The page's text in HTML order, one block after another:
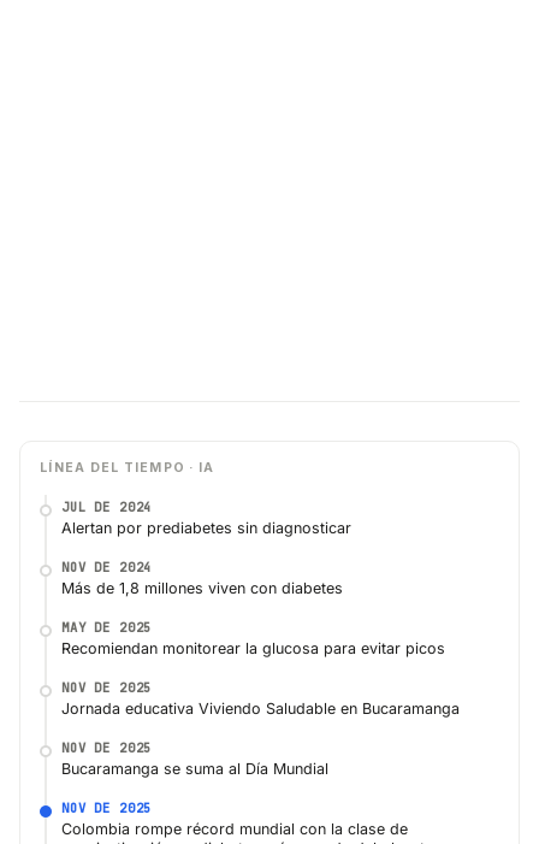
LÍNEA DEL TIEMPO · IA
JUL DE 2024
Alertan por prediabetes sin diagnosticar
NOV DE 2024
Más de 1,8 millones viven con diabetes
MAY DE 2025
Recomiendan monitorear la glucosa para evitar picos
NOV DE 2025
Jornada educativa Viviendo Saludable en Bucaramanga
NOV DE 2025
Bucaramanga se suma al Día Mundial
NOV DE 2025
Colombia rompe récord mundial con la clase de